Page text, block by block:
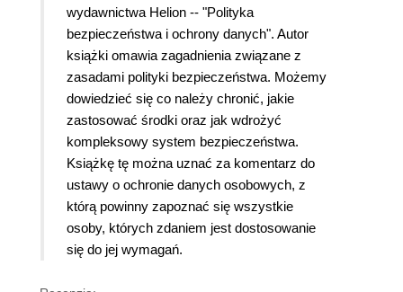
wydawnictwa Helion -- "Polityka
bezpieczeństwa i ochrony danych". Autor
książki omawia zagadnienia związane z
zasadami polityki bezpieczeństwa. Możemy
dowiedzieć się co należy chronić, jakie
zastosować środki oraz jak wdrożyć
kompleksowy system bezpieczeństwa.
Książkę tę można uznać za komentarz do
ustawy o ochronie danych osobowych, z
którą powinny zapoznać się wszystkie
osoby, których zdaniem jest dostosowanie
się do jej wymagań.